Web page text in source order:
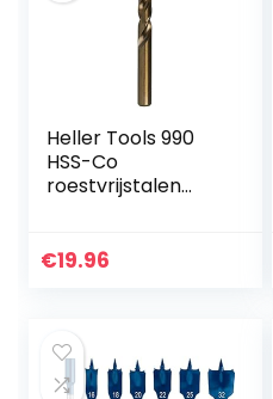
Heller Tools 990
HSS-Co
roestvrijstalen
metaalboor, boor
€19.96